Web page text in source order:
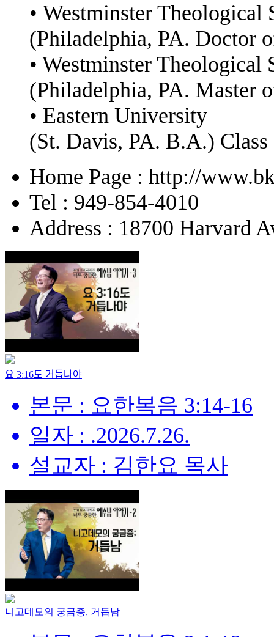
• Westminster Theological
(Philadelphia, PA. Doctor
• Westminster Theological
(Philadelphia, PA. Master
• Eastern University
(St. Davis, PA. B.A.)
Home Page : http://
Tel : 949-854-4010
Address : 18700 Harvard
요 3:16도 거듭나야
본문 : 요한복음 3:14-16
일자 : .2026.7.26.
설교자 : 김한요 목사
니고데모의 궁금증, 거듭남